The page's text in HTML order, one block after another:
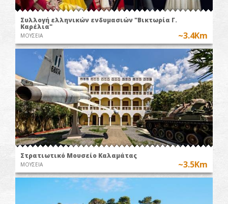
Συλλογή ελληνικών ενδυμασιών "Βικτωρία Γ.
Καρέλια"
ΜΟΥΣΕΙΑ ~3.4Km
Στρατιωτικό Μουσείο Καλαμάτας
ΜΟΥΣΕΙΑ ~3.5Km